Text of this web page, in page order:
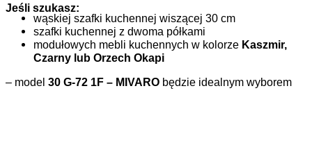
Jeśli szukasz:
wąskiej szafki kuchennej wiszącej 30 cm
szafki kuchennej z dwoma półkami
modułowych mebli kuchennych w kolorze Kaszmir,
Czarny lub Orzech Okapi
– model 30 G-72 1F – MIVARO będzie idealnym wyborem